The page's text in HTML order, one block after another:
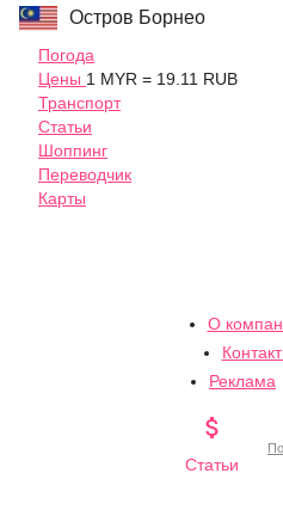
Остров Борнео
Погода
Цены 1 MYR = 19.11 RUB
Транспорт
Статьи
Шоппинг
Переводчик
Карты
О
Реклама

Статьи